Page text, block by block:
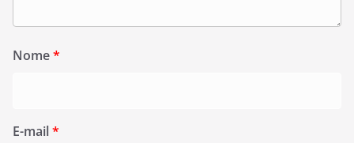
Nome*
E-mail*